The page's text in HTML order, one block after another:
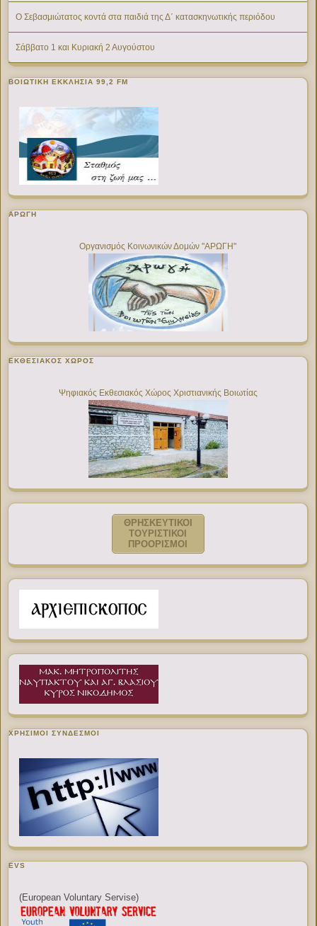
Ο Σεβασμιώτατος κοντά στα παιδιά της Δ΄ κατασκηνωτικής περιόδου
Σάββατο 1 και Κυριακή 2 Αυγούστου
ΒΟΙΩΤΙΚΉ ΕΚΚΛΗΣΊΑ 99,2 FM
ΑΡΩΓΗ
Οργανισμός Κοινωνικών Δομών "ΑΡΩΓΗ"
ΕΚΘΕΣΙΑΚΌΣ ΧΏΡΟΣ
Ψηφιακός Εκθεσιακός Χώρος Χριστιανικής Βοιωτίας
ΘΡΗΣΚΕΥΤΙΚΟΙ
ΤΟΥΡΙΣΤΙΚΟΙ
ΠΡΟΟΡΙΣΜΟΙ
ΧΡΉΣΙΜΟΙ ΣΎΝΔΕΣΜΟΙ
EVS
(European Voluntary Servise)